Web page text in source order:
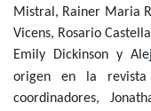
Mistral, Rainer Maria
Vicens, Rosario
Emily Dickinson y
origen en la
coordinadores,